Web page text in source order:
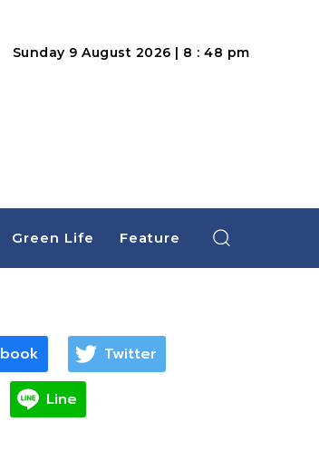
Sunday 9 August 2026 | 8 : 48 pm
Green Life Feature
Twitter
Line